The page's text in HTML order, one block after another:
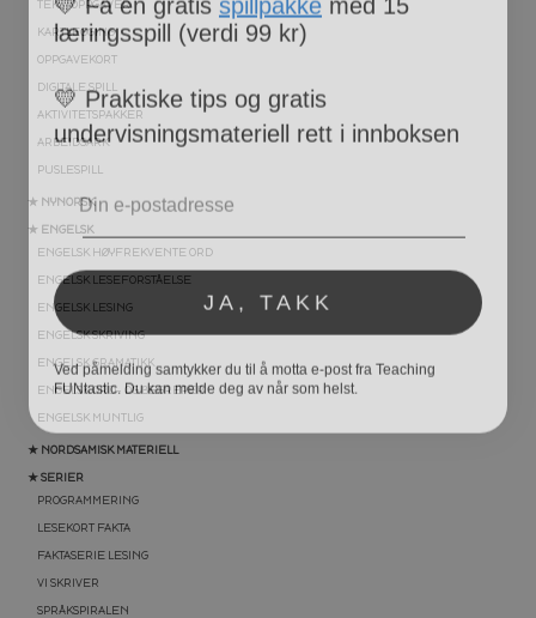
TEKSTOPPGAVER
KARTLEGGING
OPPGAVEKORT
DIGITALE SPILL
AKTIVITETSPAKKER
ARBEIDSARK
PUSLESPILL
★ NYNORSK
★ ENGELSK
ENGELSK HØYFREKVENTE ORD
ENGELSK LESEFORSTÅELSE
ENGELSK LESING
ENGELSK SKRIVING
ENGELSK GRAMATIKK
ENGELSK ORD- OG BEGREPER
ENGELSK MUNTLIG
★ NORDSAMISK MATERIELL
★ SERIER
PROGRAMMERING
LESEKORT FAKTA
FAKTASERIE LESING
VI SKRIVER
SPRÅKSPIRALEN
💛Praktiske tips og gratis
undervisningsmateriell rett i innboksen
JA, TAKK
Ved påmelding samtykker du til å motta e-post fra Teaching
FUNtastic. Du kan melde deg av når som helst.